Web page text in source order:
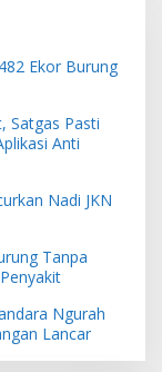
Ekor Burung
Satgas Pasti
Anti
Nadi JKN
Tanpa
Ngurah
Lancar